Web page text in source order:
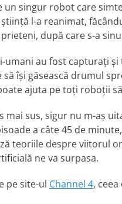
un singur robot care
l-a reanimat,
după care s-a
umani au fost capturați
își găsească drumul
ajuta pe toți roboții
mai sus, sigur nu m-aș
a câte 45 de
teoriile despre viitorul
ne va surpasa.
pe site-ul Channel 4,